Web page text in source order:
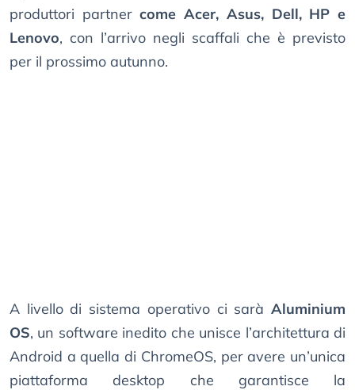
produttori partnercome Acer, Asus, Dell, HP e
Lenovo, con l’arrivo negli scaffali che è previsto
per il prossimo autunno.
A livello di sistema operativo ci sarà Aluminium
OS, un software inedito che unisce l’architettura di
Android a quella di ChromeOS, per avere un’unica
piattaforma desktop che garantisce la